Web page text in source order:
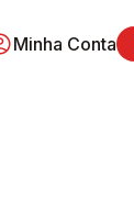
Minha Conta